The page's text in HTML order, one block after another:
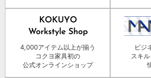
4,000アイテム以上が揃う
コクヨ家具初の
公式オンラインショップ
ビジ
スキ